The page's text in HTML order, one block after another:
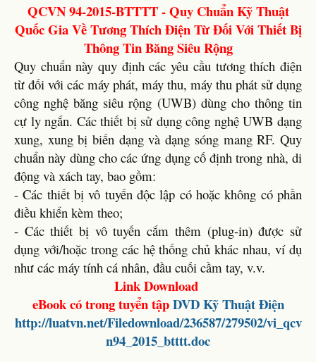
QCVN 94-2015-BTTTT - Quy Chuẩn Kỹ Thuật
Quốc Gia Về Tương Thích Điện Từ Đối Với Thiết Bị
Thông Tin Băng Siêu Rộng
Quy chuẩn này quy định các yêu cầu tương thích điện
từ đối với các máy phát, máy thu, máy thu phát sử dụng
công nghệ băng siêu rộng (UWB) dùng cho thông tin
cự ly ngắn. Các thiết bị sử dụng công nghệ UWB dạng
xung, xung bị biến dạng và dạng sóng mang RF. Quy
chuẩn này dùng cho các ứng dụng cố định trong nhà, di
động và xách tay, bao gồm:
- Các thiết bị vô tuyến độc lập có hoặc không có phần
điều khiển kèm theo;
- Các thiết bị vô tuyến cắm thêm (plug-in) được sử
dụng với/hoặc trong các hệ thống chủ khác nhau, ví dụ
như các máy tính cá nhân, đầu cuối cầm tay, v.v.
Link Download
eBook có trong tuyển tậpDVD Kỹ Thuật Điện
http://luatvn.net/Filedownload/236587/279502/vi_qcv
n94_2015_btttt.doc